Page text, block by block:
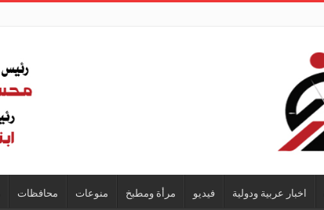
اخبار عربية ودولية فيديو مرأة ومطبخ منوعات محافظات